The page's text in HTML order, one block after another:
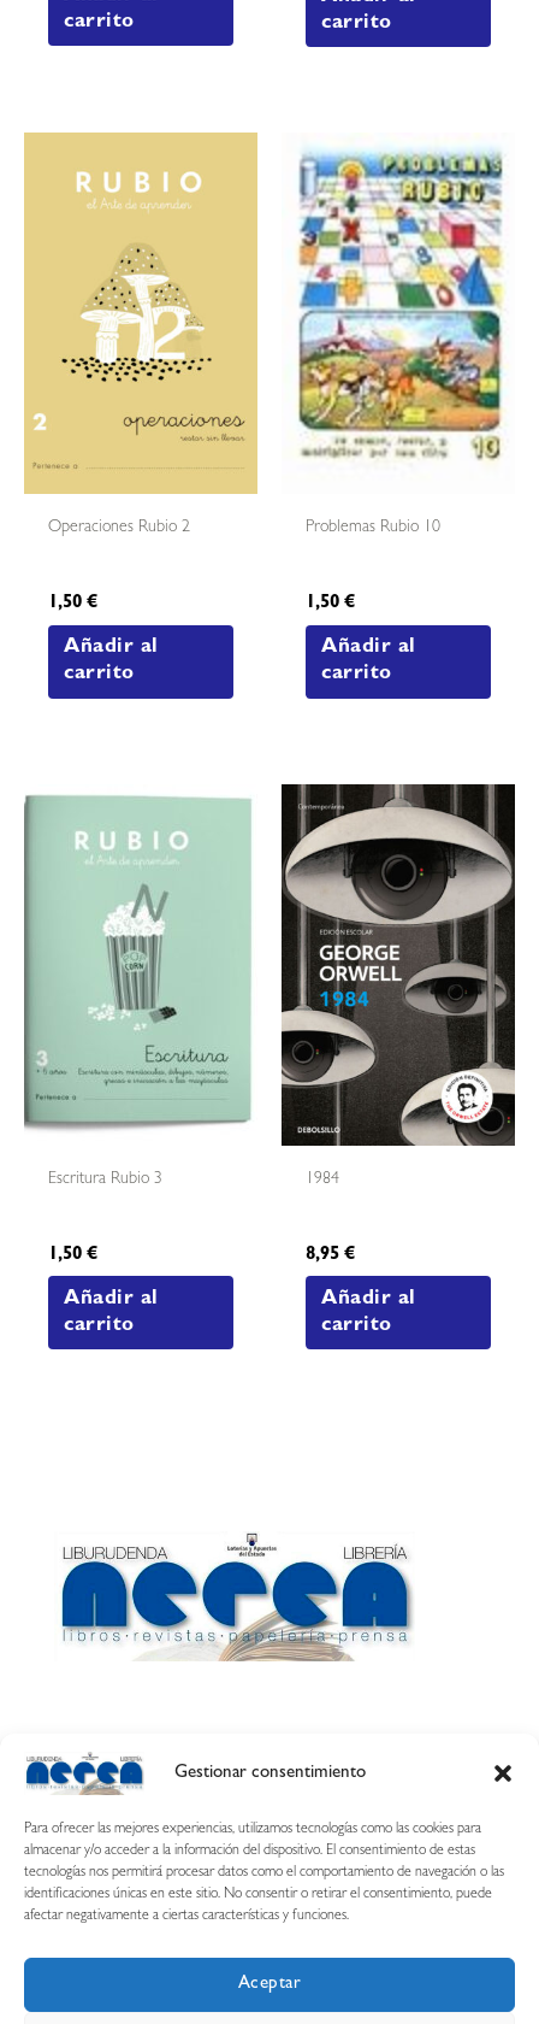
Gestionar consentimiento
Para ofrecer las mejores experiencias, utilizamos tecnologías como las cookies para
almacenar y/o acceder a la información del dispositivo. El consentimiento de estas
tecnologías nos permitirá procesar datos como el comportamiento de navegación o las
identificaciones únicas en este sitio. No consentir o retirar el consentimiento, puede
afectar negativamente a ciertas características y funciones.
Aceptar
carrito
carrito
Operaciones Rubio 2
1,50€
Añadir al
carrito
Problemas Rubio 10
1,50€
Añadir al
carrito
Escritura Rubio 3
1,50€
Añadir al
carrito
1984
8,95€
Añadir al
carrito
Calle Esquíroz, 27
687 54 31 70
nerearetamonge@gmail.com